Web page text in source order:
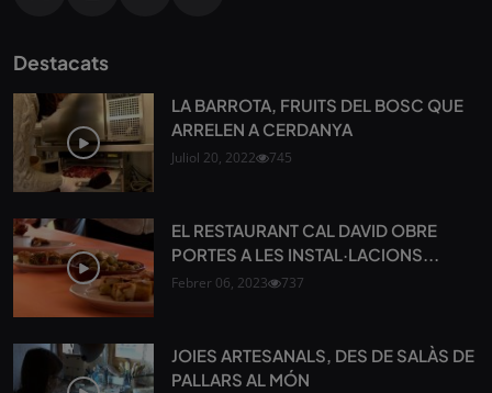
Destacats
LA BARROTA, FRUITS DEL BOSC QUE
ARRELEN A CERDANYA
Juliol 20, 2022 745
EL RESTAURANT CAL DAVID OBRE
PORTES A LES INSTAL·LACIONS...
Febrer 06, 2023 737
JOIES ARTESANALS, DES DE SALÀS DE
PALLARS AL MÓN